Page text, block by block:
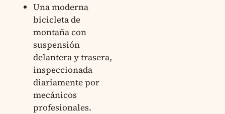
Una moderna
bicicleta de
montaña con
suspensión
delantera y trasera,
inspeccionada
diariamente por
mecánicos
profesionales.